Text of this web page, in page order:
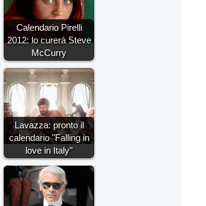
Calendario Pirelli
2012: lo curerà Steve
McCurry
Lavazza: pronto il
calendario "Falling in
love in Italy"